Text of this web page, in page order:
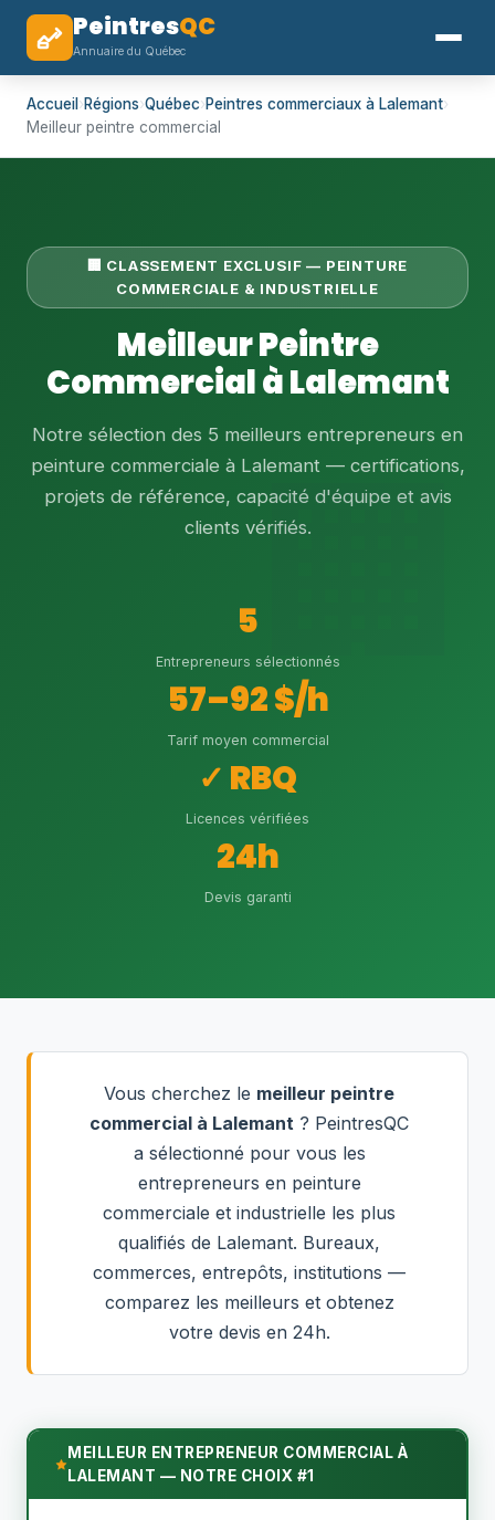
PeintresQC
Annuaire du Québec
Accueil ›Régions›Québec›Peintres commerciaux à Lalemant›
Meilleur peintre commercial
🏢 CLASSEMENT EXCLUSIF — PEINTURE
COMMERCIALE & INDUSTRIELLE
Meilleur Peintre
Commercial à Lalemant
Notre sélection des 5 meilleurs entrepreneurs en
peinture commerciale à Lalemant — certifications,
projets de référence, capacité d'équipe et avis
clients vérifiés.
5
Entrepreneurs sélectionnés
57–92 $/h
Tarif moyen commercial
✓ RBQ
Licences vérifiées
24h
Devis garanti
Vous cherchez le meilleur peintre
commercial à Lalemant ? PeintresQC
a sélectionné pour vous les
entrepreneurs en peinture
commerciale et industrielle les plus
qualifiés de Lalemant. Bureaux,
commerces, entrepôts, institutions —
comparez les meilleurs et obtenez
votre devis en 24h.
MEILLEUR ENTREPRENEUR COMMERCIAL À
LALEMANT — NOTRE CHOIX #1